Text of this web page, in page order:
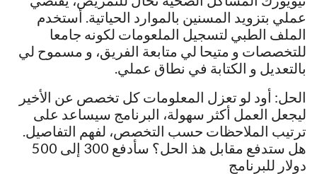
عملي بتزويد المسنين بالموارد الحياتية. أستخدم
الملف الطبي لتسجيل الملعومات لكونه جامعا
للتخصصات و متيحا لي متابعة الفريق، و مسموح لي
بالتعديل و الكتابة في نطاق عملي.
الحل: أود لو تعزل المعلومات كل تخصص عن الأخير
ليجعل العمل أكثر سهولة، البرنامج سيساعد على
ترتيب الملاحظات حسب التخصص، لفهم التفاصيل.
هل ستدفع مقابل هذ الحل؟ سأدفع 300 إلى 500
دولار للبرنامج